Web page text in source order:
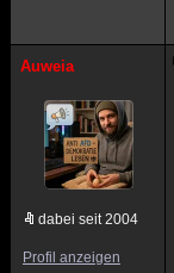
Auweia
dabei seit 2004
Profil anzeigen